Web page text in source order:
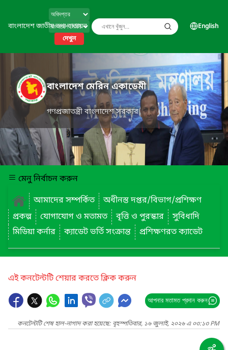
বাংলাদেশ জাতীয় তথ্য বাতায়ন
দেখুন
English
বাংলাদেশ মেরিন একাডেমী
গণপ্রজাতন্ত্রী বাংলাদেশ সরকার
মেনু নির্বাচন করুন
আমাদের সম্পর্কিত
অধীনস্ত দপ্তর/বিভাগ/প্রশিক্ষণ
প্রকল্প
যোগাযোগ ও মতামত বৃত্তি ও পুরস্কার
সুবিধাদি
মিডিয়া কর্নার
ক্যাডেট ভর্তি সংক্রান্ত প্রশিক্ষণরত ক্যাডেট
এই কনটেন্টটি শেয়ার করতে ক্লিক করুন
আপনার মতামত প্রদান করুন
কনটেন্টটি শেষ হাল-নাগাদ করা হয়েছে: বৃহস্পতিবার, ১৬ জুলাই, ২০২৬ এ ০৩:১৩ PM